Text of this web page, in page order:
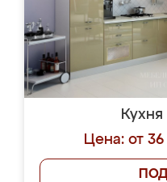
Цена: от